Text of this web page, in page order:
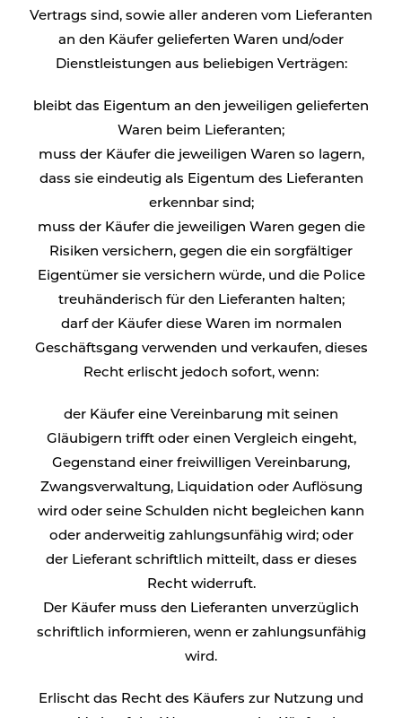
Vertrags sind, sowie aller anderen vom Lieferanten
an den Käufer gelieferten Waren und/oder
Dienstleistungen aus beliebigen Verträgen:
bleibt das Eigentum an den jeweiligen gelieferten
Waren beim Lieferanten;
muss der Käufer die jeweiligen Waren so lagern,
dass sie eindeutig als Eigentum des Lieferanten
erkennbar sind;
muss der Käufer die jeweiligen Waren gegen die
Risiken versichern, gegen die ein sorgfältiger
Eigentümer sie versichern würde, und die Police
treuhänderisch für den Lieferanten halten;
darf der Käufer diese Waren im normalen
Geschäftsgang verwenden und verkaufen, dieses
Recht erlischt jedoch sofort, wenn:
der Käufer eine Vereinbarung mit seinen
Gläubigern trifft oder einen Vergleich eingeht,
Gegenstand einer freiwilligen Vereinbarung,
Zwangsverwaltung, Liquidation oder Auflösung
wird oder seine Schulden nicht begleichen kann
oder anderweitig zahlungsunfähig wird; oder
der Lieferant schriftlich mitteilt, dass er dieses
Recht widerruft.
Der Käufer muss den Lieferanten unverzüglich
schriftlich informieren, wenn er zahlungsunfähig
wird.
Erlischt das Recht des Käufers zur Nutzung und